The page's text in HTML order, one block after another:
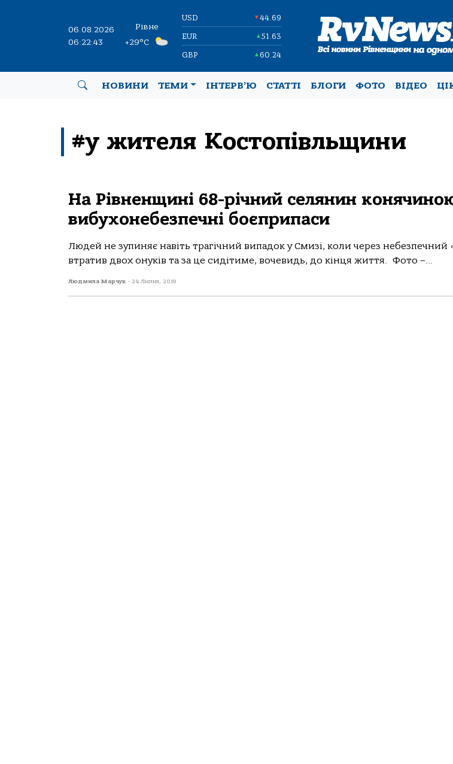
06.08.2026
06:22:44
Рівне
+29°C
USD ▼44.69
EUR ▲51.63
GBP ▲60.24
НОВИНИ ТЕМИ ІНТЕРВ’Ю СТАТТІ БЛОГИ ФОТО ВІДЕО
#у жителя Костопівльщини
На Рівненщині 68-річний селянин конячиною
вибухонебезпечні боєприпаси
Людей не зупиняє навіть трагічний випадок у Смизі, коли через небезпечний
втратив двох онуків та за це сидітиме, вочевидь, до кінця життя. Фото –...
Людмила Марчук - 24 Липня, 2019